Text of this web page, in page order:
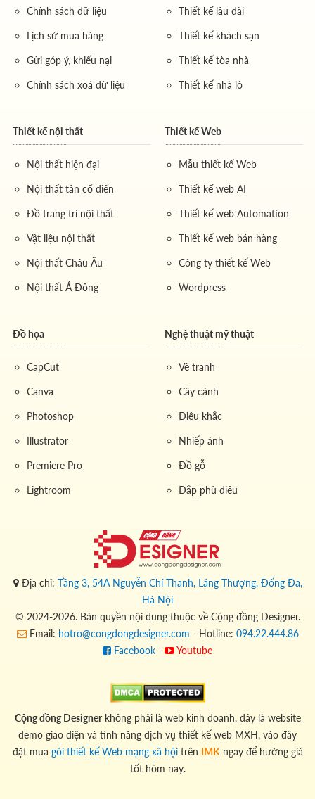
Chính sách dữ liệu
Lịch sử mua hàng
Gửi góp ý, khiếu nại
Chính sách xoá dữ liệu
Thiết kế lâu đài
Thiết kế khách sạn
Thiết kế tòa nhà
Thiết kế nhà lô
Thiết kế nội thất
Nội thất hiện đại
Nội thất tân cổ điển
Đồ trang trí nội thất
Vật liệu nội thất
Nội thất Châu Âu
Nội thất Á Đông
Thiết kế Web
Mẫu thiết kế Web
Thiết kế web AI
Thiết kế web Automation
Thiết kế web bán hàng
Công ty thiết kế Web
Wordpress
Đồ họa
CapCut
Canva
Photoshop
Illustrator
Premiere Pro
Lightroom
Nghệ thuật mỹ thuật
Vẽ tranh
Cây cảnh
Điêu khắc
Nhiếp ảnh
Đồ gỗ
Đắp phù điêu
Địa chỉ: Tầng 3, 54A Nguyễn Chí Thanh, Láng Thượng, Đống Đa,
Hà Nội
© 2024-2026. Bản quyền nội dung thuộc về Cộng đồng Designer.
Email: hotro@congdongdesigner.com - Hotline: 094.22.444.86
Facebook - Youtube
Cộng đồng Designerkhông phải là web kinh doanh, đây là website
demo giao diện và tính năng dịch vụ thiết kế web MXH, vào đây
đặt mua gói thiết kế Web mạng xã hộitrên IMKngay để hưởng giá
tốt hôm nay.